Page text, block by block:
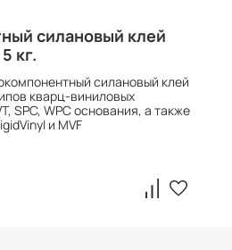
силановый клей
кг.
силановый клей
кварц-виниловых
SPC, WPC основания, а также
и MVF